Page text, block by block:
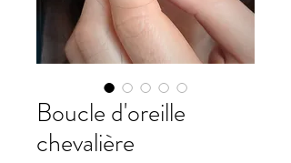
Boucle d'oreille
chevalière